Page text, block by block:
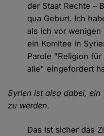
der Staat Rechte –
qua Geburt. Ich
als ich vor wenigen
ein Komitee in
Parole "Religion
alle" eingefordert
Syrien ist also dabei,
zu werden.
Das ist sicher das